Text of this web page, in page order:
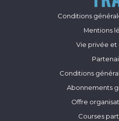
Conditions
Mentions
Vie privée et
Conditions
Abonnements
Offre
Courses